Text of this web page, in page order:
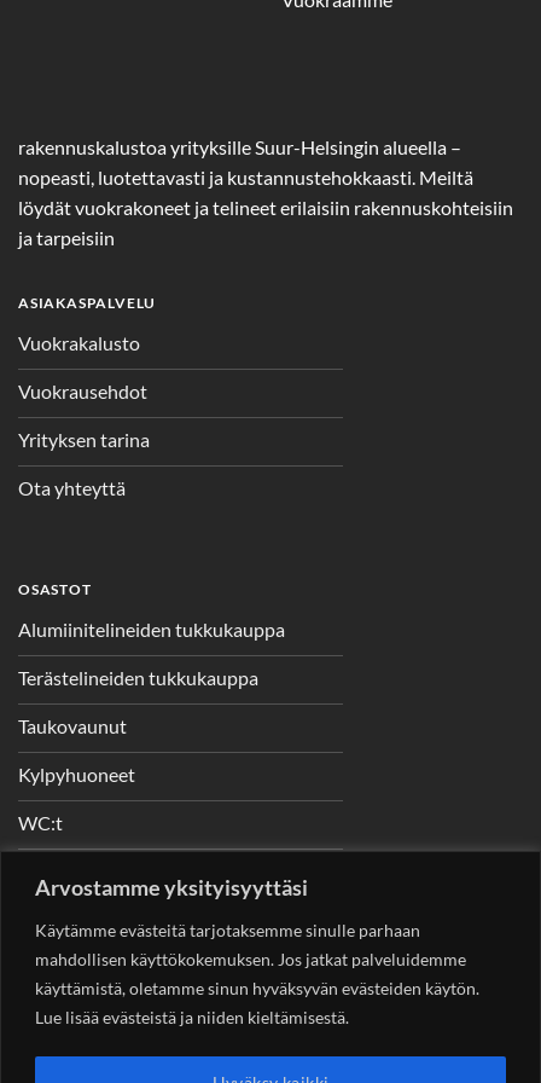
Arvostamme yksityisyyttäsi
Käytämme evästeitä tarjotaksemme sinulle parhaan
mahdollisen käyttökokemuksen. Jos jatkat palveluidemme
käyttämistä, oletamme sinun hyväksyvän evästeiden käytön.
Lue lisää evästeistä ja niiden kieltämisestä.
rakennuskalustoa yrityksille Suur-Helsingin alueella –
nopeasti, luotettavasti ja kustannustehokkaasti. Meiltä
löydät vuokrakoneet ja telineet erilaisiin rakennuskohteisiin
ja tarpeisiin
ASIAKASPALVELU
Vuokrakalusto
Vuokrausehdot
Yrityksen tarina
Ota yhteyttä
OSASTOT
Alumiinitelineiden tukkukauppa
Terästelineiden tukkukauppa
Taukovaunut
Kylpyhuoneet
WC:t
YHTEYSTIEDOT
Helsingin Rakennuskonevuokraus OySotungintie 449,